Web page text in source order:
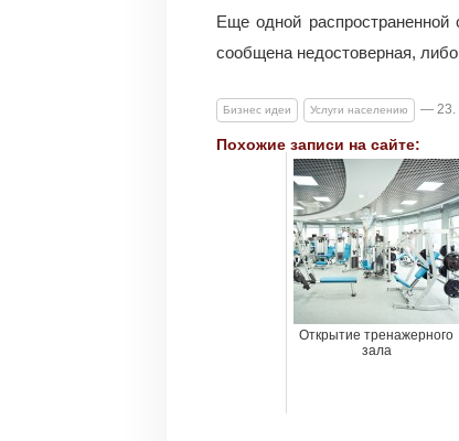
Еще одной
сообщена недостоверная,
Бизнес идеи Услуги населению — 23.
Похожие записи на сайте:
Открытие тренажерного
зала